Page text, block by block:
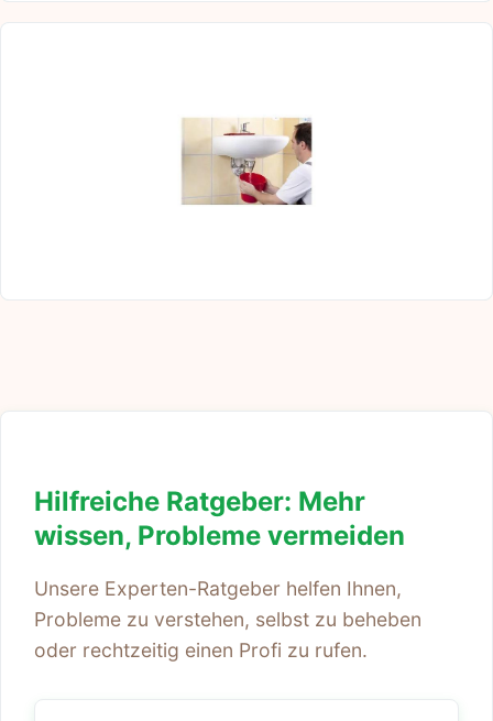
Hilfreiche Ratgeber: Mehr
wissen, Probleme vermeiden
Unsere Experten-Ratgeber helfen Ihnen,
Probleme zu verstehen, selbst zu beheben
oder rechtzeitig einen Profi zu rufen.